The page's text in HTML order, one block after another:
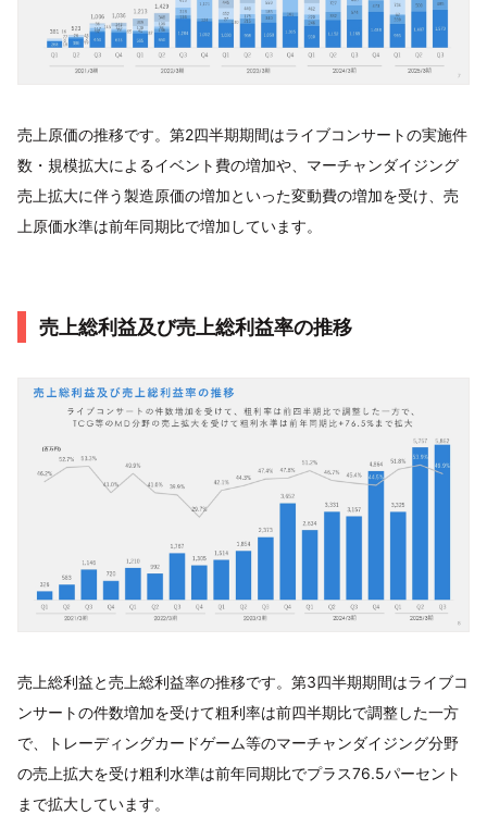
売上原価の推移です。第2四半期期間はライブコンサートの実施件
数・規模拡大によるイベント費の増加や、マーチャンダイジング
売上拡大に伴う製造原価の増加といった変動費の増加を受け、売
上原価水準は前年同期比で増加しています。
売上総利益及び売上総利益率の推移
売上総利益と売上総利益率の推移です。第3四半期期間はライブコ
ンサートの件数増加を受けて粗利率は前四半期比で調整した一方
で、トレーディングカードゲーム等のマーチャンダイジング分野
の売上拡大を受け粗利水準は前年同期比でプラス76.5パーセント
まで拡大しています。